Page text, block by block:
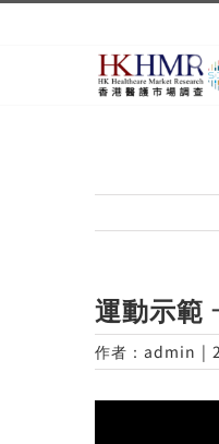
Skip
運動示範
作者： admin |